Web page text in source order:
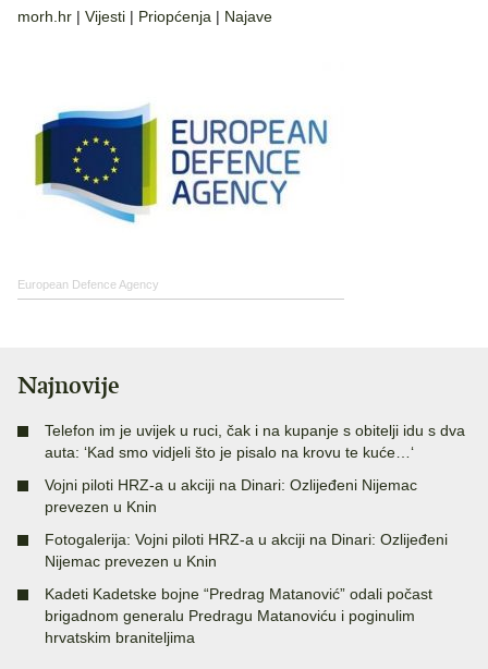
morh.hr | Vijesti | Priopćenja | Najave
European Defence Agency
Najnovije
Telefon im je uvijek u ruci, čak i na kupanje s obitelji idu s dva
auta: ‘Kad smo vidjeli što je pisalo na krovu te kuće…‘
Vojni piloti HRZ-a u akciji na Dinari: Ozlijeđeni Nijemac
prevezen u Knin
Fotogalerija: Vojni piloti HRZ-a u akciji na Dinari: Ozlijeđeni
Nijemac prevezen u Knin
Kadeti Kadetske bojne “Predrag Matanović” odali počast
brigadnom generalu Predragu Matanoviću i poginulim
hrvatskim braniteljima